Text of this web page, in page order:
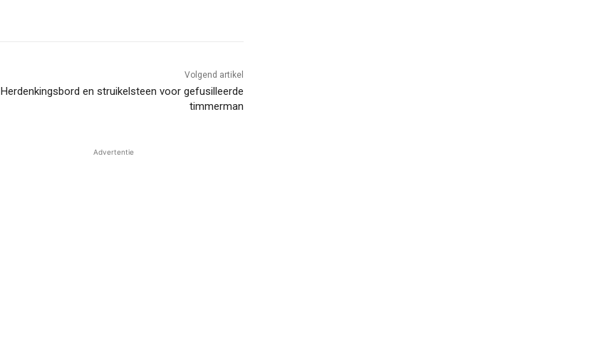
Volgend artikel
Herdenkingsbord en struikelsteen voor gefusilleerde
timmerman
Advertentie